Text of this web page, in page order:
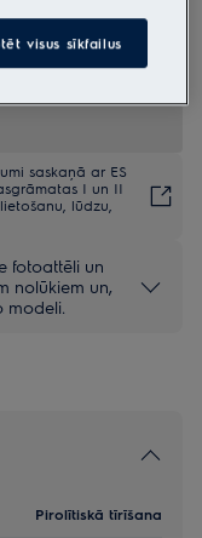
laiku, metodi un
saskaņā ar ES
I un II
lūdzu,
fotoattēli un
nolūkiem un,
modeli.
Pirolītiskā tīrīšana
visus sīkfailus